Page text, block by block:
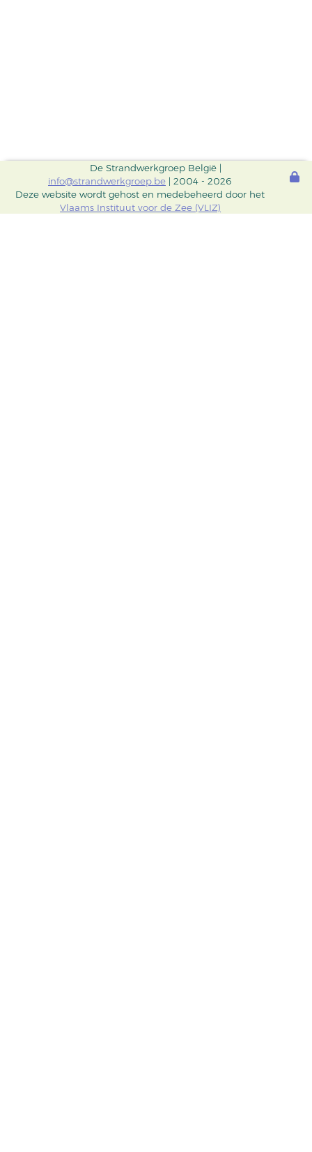
De Strandwerkgroep België |
info@strandwerkgroep.be | 2004 - 2026
Deze website wordt gehost en medebeheerd door het
Vlaams Instituut voor de Zee (VLIZ)